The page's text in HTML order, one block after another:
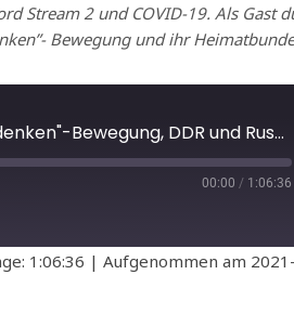
Stream 2 und COVID-19. Als
Bewegung und ihr
#02 - Karoline Preisler über "Querdenken"-Bewegung, DDR und Russland-Beziehungen, Nord Stream 2 und Diskussion über mögliche FDP-Doppelspitze
SECONDS
00:00 / 1:06:36
1:06:36 | Aufgenommen am 2021-